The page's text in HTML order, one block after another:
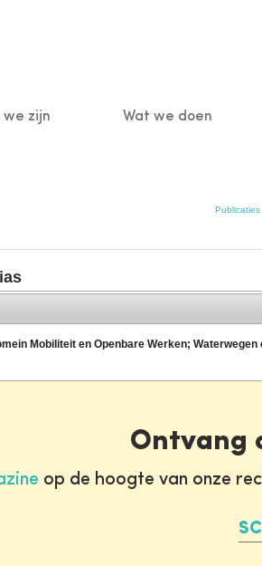
we zijn Wat we doen
Publicaties
Mobiliteit en Openbare Werken; Waterwegen
Ontvang
op de hoogte van onze